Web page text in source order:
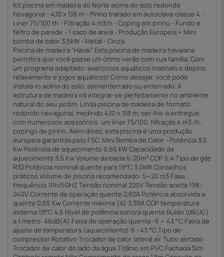
Kit piscina em madeira do Norte acima do solo redonda
hexagonal - 4,10 x 1,18 m - Pinho tratado em autoclave classe 4 -
Liner 75/100 th - Filtração 4 m3/h - Coping em pinho - Fundo e
feltro de parede - 1 saco de areia - Produção Europeia + Mini
bomba de calor 3,5kW - Metal - Cinza
Piscina de madeira “Havaí” Esta piscina de madeira havaiana
permitirá que você passe um ótimo verão com sua família. Com
um programa adaptado: exercícios aquáticos matinais e depois
relaxamento e jogos aquáticos! Como desejar, você pode
instalá-lo acima do solo, semienterrado ou enterrado. A
estrutura de madeira irá integrar-se perfeitamente no ambiente
natural do seu jardim. Linda piscina de madeira de formato
redondo hexagonal, medindo 4,10 x 1,18 m, ser-lhe-á entregue
com numerosos acessórios: um liner 75/100, filtração 4 m3 /h,
copings de pinho. Além disso, esta piscina é uma produção
europeia garantida pelo FSC. Mini Bomba de Calor - Potência 3,5
Kw Potência de aquecimento 0,65 kW Capacidade de
aquecimento 3,5 Kw Volume da bacia 5-20m³ COP 5.4 Tipo de gás
R32 Potência nominal quente para 19°C 3,0kW Conselhos
práticos Volume de piscina recomendado: 5~20 m3 Fase,
frequência 1Ph/50HZ Tensão nominal 220V Tensão aceita 198-
240V Corrente de operação quente 2,82A Potência absorvida a
quente 0,65 Kw Corrente máxima (A) 3,39A COP temperatura
externa 19°C 4,6 Nível de potência sonora quente Ruído (dB(A))
a 1 metro: 46dB(A) Faixa de operação quente -5 ~ 43 °C Faixa de
ajuste de temperatura (aquecimento) 9 - 43 °C Tipo de
compressor Rotativo Trocador de calor lateral air Tubo aletado
Trocador de calor do lado da água Titânio em PVC Fachada Sim